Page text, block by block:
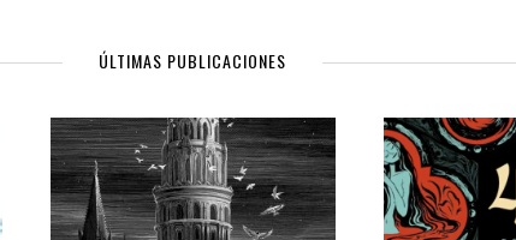
ÚLTIMAS PUBLICACIONES